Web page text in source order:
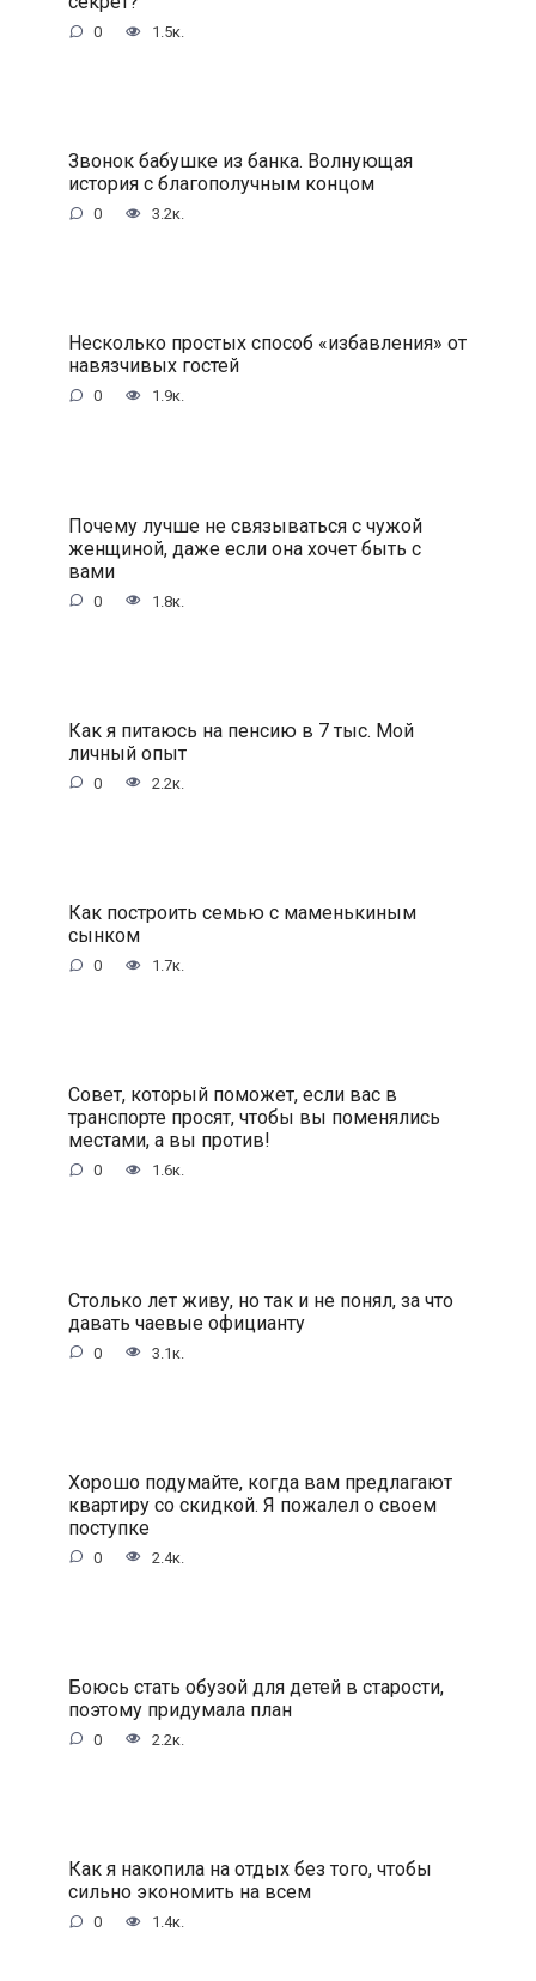
0 1.5к.
Звонок бабушке из банка. Волнующая
история с благополучным концом
0 3.2к.
Несколько простых способ «избавления» от
навязчивых гостей
0 1.9к.
Почему лучше не связываться с чужой
женщиной, даже если она хочет быть с
вами
0 1.8к.
Как я питаюсь на пенсию в 7 тыс. Мой
личный опыт
0 2.2к.
Как построить семью с маменькиным
сынком
0 1.7к.
Совет, который поможет, если вас в
транспорте просят, чтобы вы поменялись
местами, а вы против!
0 1.6к.
Столько лет живу, но так и не понял, за что
давать чаевые официанту
0 3.1к.
Хорошо подумайте, когда вам предлагают
квартиру со скидкой. Я пожалел о своем
поступке
0 2.4к.
Боюсь стать обузой для детей в старости,
поэтому придумала план
0 2.2к.
Как я накопила на отдых без того, чтобы
сильно экономить на всем
0 1.4к.